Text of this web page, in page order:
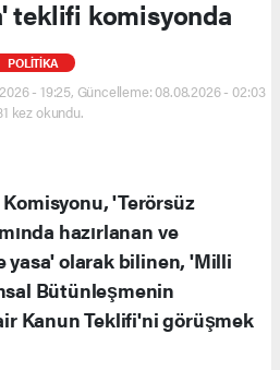
teklifi komisyonda
POLİTİKA
- 19:25, Güncelleme: 08.08.2026 - 02:03
kez okundu.
'Terörsüz
hazırlanan ve
yasa' olarak bilinen, 'Milli
Bütünleşmenin
Kanun Teklifi'ni görüşmek